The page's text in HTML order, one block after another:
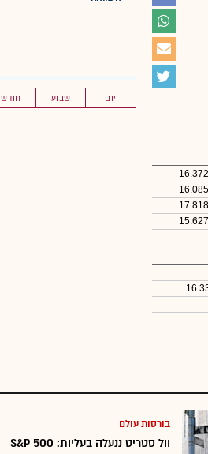
יום שבוע חודש
בורסות עולם
וול סטריט ננעלה בעליות: S&P 500